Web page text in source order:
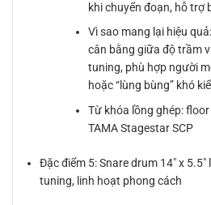
khi chuyển đoạn, hỗ
Vì sao mang lại hiệu
cân bằng giữa độ trầm
tuning, phù hợp người
hoặc “lùng bùng” khó
Từ khóa lồng ghép:
TAMA Stagestar SCP
Đặc điểm 5: Snare drum 14″ x
tuning, linh hoạt phong cách